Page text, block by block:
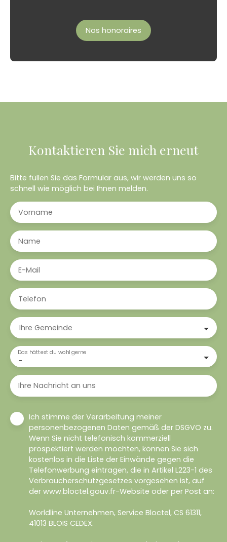
Nos honoraires
Kontaktieren Sie mich erneut
Bitte füllen Sie das Formular aus, wir werden uns so
schnell wie möglich bei Ihnen melden.
Vorname
Name
E-Mail
Telefon
Ihre Gemeinde
-
Das hättest du wohl gerne
Ihre Nachricht an uns
Ich stimme der Verarbeitung meiner
personenbezogenen Daten gemäß der DSGVO zu.
Wenn Sie nicht telefonisch kommerziell
prospektiert werden möchten, können Sie sich
kostenlos in die Liste der Einwände gegen die
Telefonwerbung eintragen, die in Artikel L223-1 des
Verbraucherschutzgesetzes vorgesehen ist, auf
der www.bloctel.gouv.fr-Website oder per Post an:
Worldline Unternehmen, Service Bloctel, CS 61311,
41013 BLOIS CEDEX.